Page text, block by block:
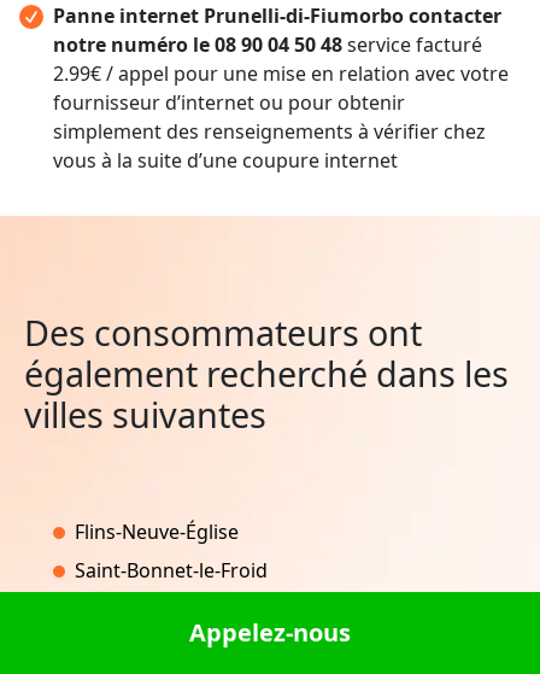
Panne internet Prunelli-di-Fiumorbo contacter
notre numéro le 08 90 04 50 48service facturé
2.99€ / appel pour une mise en relation avec votre
fournisseur d’internet ou pour obtenir
simplement des renseignements à vérifier chez
vous à la suite d’une coupure internet
Des consommateurs ont
également recherché dans les
villes suivantes
Flins-Neuve-Église
Saint-Bonnet-le-Froid
Appelez-nous